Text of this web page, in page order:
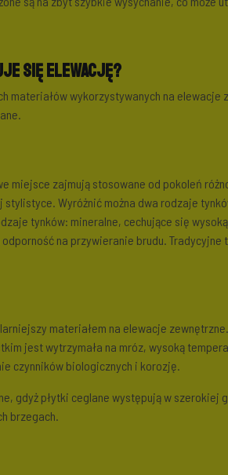
się elewację?
materiałów wykorzystywanych na
miejsce zajmują stosowane od pokoleń
Wyróżnić można dwa rodzaje
tynków: mineralne, cechujące się
na przywieranie brudu.
materiałem na elewacje
jest wytrzymała na mróz, wysoką
czynników biologicznych i korozję.
gdyż płytki ceglane występują w
brzegach.